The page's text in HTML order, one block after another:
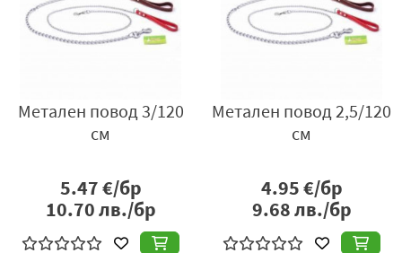
Метален повод 3/120
см
5.47€/бр
10.70лв./бр
Метален повод 2,5/120
см
4.95€/бр
9.68лв./бр